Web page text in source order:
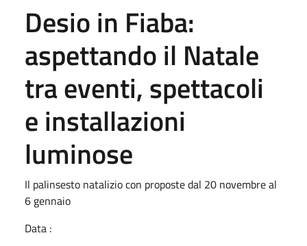
Desio in Fiaba:
aspettando il Natale
tra eventi, spettacoli
e installazioni
luminose
Il palinsesto natalizio con proposte dal 20 novembre al
6 gennaio
Data :